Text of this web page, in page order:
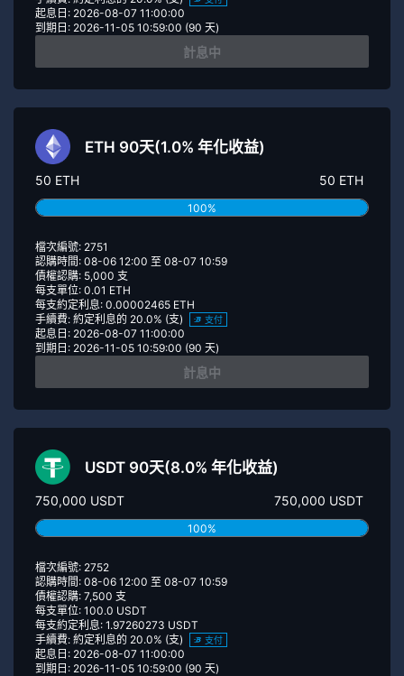
起息日: 2026-08-07 11:00:00
到期日: 2026-11-05 10:59:00 (90 天)
計息中
ETH 90天(1.0% 年化收益)
50 ETH 50 ETH
100%
檔次編號: 2751
認購時間: 08-06 12:00 至 08-07 10:59
債權認購: 5,000 支
每支單位: 0.01 ETH
每支約定利息: 0.00002465 ETH
手續費: 約定利息的 20.0% (支)
支付
起息日: 2026-08-07 11:00:00
到期日: 2026-11-05 10:59:00 (90 天)
計息中
USDT 90天(8.0% 年化收益)
750,000 USDT 750,000 USDT
100%
檔次編號: 2752
認購時間: 08-06 12:00 至 08-07 10:59
債權認購: 7,500 支
每支單位: 100.0 USDT
每支約定利息: 1.97260273 USDT
手續費: 約定利息的 20.0% (支)
支付
起息日: 2026-08-07 11:00:00
到期日: 2026-11-05 10:59:00 (90 天)